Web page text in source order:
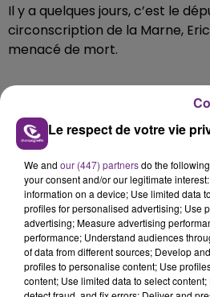
Il y a quelques jours, c’est le
circonscription de la Marne,
menacé de mort.
Menacer de mort n’est pas
position politique mais un
été déposée.
Ne nous habituons pas à
la haine.https://t.co/
— Aina Kuric (@ainakuric)
Le respect de votre vie
We and our (447) partnersdo the
your consent and/or our legitimate
information on a device; Use limited data
profiles for personalised advertising; Use
advertising; Measure advertising
performance; Understand audiences
of data from different sources; Develop
profiles to personalise content; Use
content; Use limited data to select